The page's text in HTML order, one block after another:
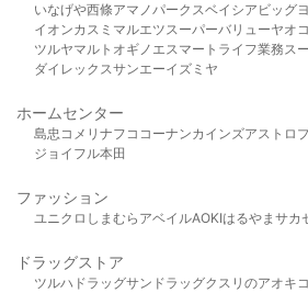
いなげや西條アマノパークスベイシア ビッグ
イオンカスミ マルエツスーパーバリューヤオ
ツルヤマルト オギノ エスマート ライフ業務ス
ダイレックスサンエーイズミヤ
ホームセンター
島忠 コメリ ナフコ コーナンカインズアストロ
ジョイフル本田
ファッション
ユニクロ しまむら アベイルAOKIはるやま サカ
ドラッグストア
ツルハドラッグサンドラッグクスリのアオキ